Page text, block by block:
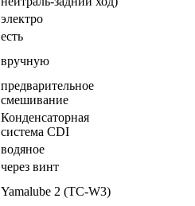
электро
есть
вручную
предварительное
смешивание
Конденсаторная
система CDI
водяное
через винт
Yamalube 2 (TC-W3)